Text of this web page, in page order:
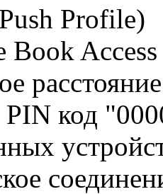
Profile)
Book
код